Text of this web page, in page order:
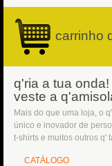
carrinho
q'ria a tua onda!
veste a
Mais do que uma loja, o
único e inovador de
t-shirts e muitos outros q'
CATÁLOGO